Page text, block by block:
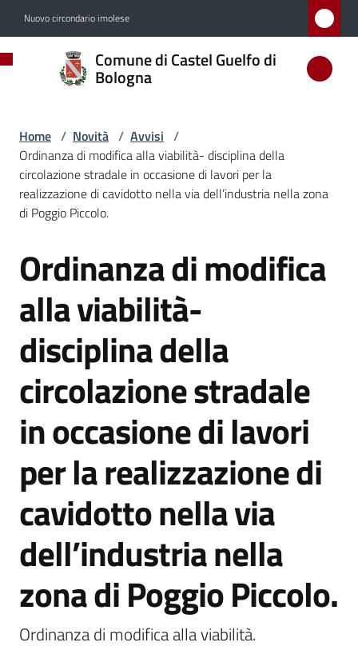
Nuovo circondario imolese
Comune di Castel Guelfo di
Bologna
Comune
di
Guelfo
di
Bologna
Menu selezionato
Servizi
Vivere
Castel
Guelfo
online
Tutti
argomenti...
Home / Novità / Avvisi /
Ordinanza di modifica alla viabilità- disciplina della
circolazione stradale in occasione di lavori per la
realizzazione di cavidotto nella via dell’industria nella zona
di Poggio Piccolo.
Salta al contenuto
Ordinanza di modifica
alla viabilità-
disciplina della
circolazione stradale
in occasione di lavori
per la realizzazione di
cavidotto nella via
dell’industria nella
zona di Poggio Piccolo.
Ordinanza di modifica alla viabilità.